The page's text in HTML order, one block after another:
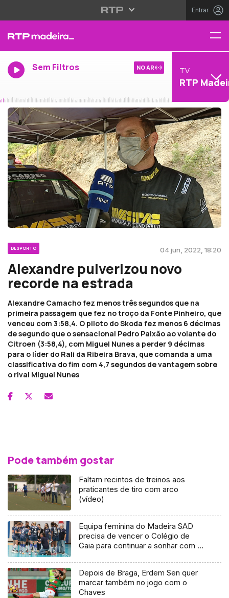
Entrar
Sem Filtros NO AR TV
RTP
DESPORTO 04 jun, 2022, 18:20
Alexandre pulverizou novo
recorde na estrada
Alexandre Camacho fez menos três segundos que na
primeira passagem que fez no troço da Fonte Pinheiro, que
venceu com 3:58,4. O piloto do Skoda fez menos 6 décimas
de segundo que o sensacional Pedro Paixão ao volante do
Citroen (3:58,4), com Miguel Nunes a perder 9 décimas
para o líder do Rali da Ribeira Brava, que comanda a uma
classificativa do fim com 4,7 segundos de vantagem sobre
o rival Miguel Nunes
Pode também gostar
Faltam recintos de treinos aos
praticantes de tiro com arco
(vídeo)
Equipa feminina do Madeira SAD
precisa de vencer o Colégio de
Gaia para continuar a sonhar com o
Depois de Braga, Erdem Sen quer
marcar também no jogo com o
Chaves